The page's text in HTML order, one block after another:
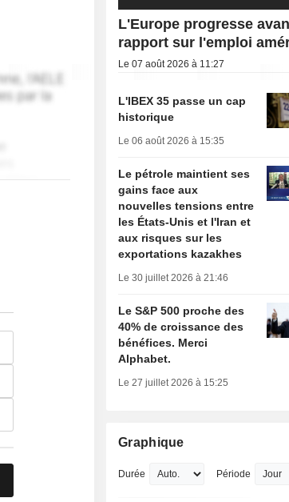
L'Europe progresse
rapport sur l'emploi
Le 07 août 2026 à 11:27
L'IBEX 35 passe un cap
historique
Le 06 août 2026 à 15:35
Le pétrole maintient ses
gains face aux
nouvelles tensions entre
les États-Unis et l'Iran et
aux risques sur les
exportations kazakhes
Le 30 juillet 2026 à 21:46
Le S&P 500 proche des
40% de croissance des
bénéfices. Merci
Alphabet.
Le 27 juillet 2026 à 15:25
Graphique
Durée Période